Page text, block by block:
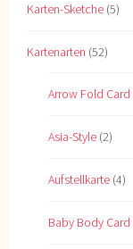
Karten-Sketche (5)
Kartenarten (52)
Arrow Fold Card
Asia-Style (2)
Aufstellkarte (4)
Baby Body Card